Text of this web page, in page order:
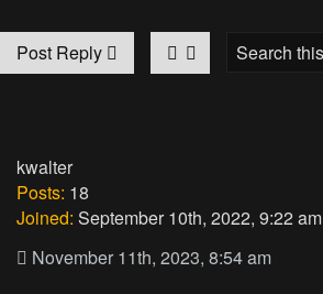
Post Reply
kwalter
Posts: 18
Joined: September 10th, 2022, 9:22 am
November 11th, 2023, 8:54 am